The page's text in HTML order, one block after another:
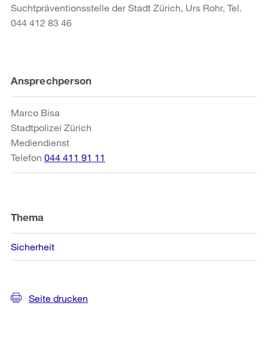
Suchtpräventionsstelle der Stadt Zürich, Urs Rohr, Tel.
044 412 83 46
Weitere
Informationen
Ansprechperson
Marco Bisa
Stadtpolizei Zürich
Mediendienst
Telefon 044 411 91 11
Thema
Sicherheit
Seite drucken